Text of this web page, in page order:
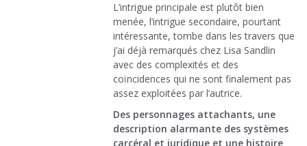
L’intrigue principale est plutôt bien
menée, l’intrigue secondaire, pourtant
intéressante, tombe dans les travers que
j’ai déjà remarqués chez Lisa Sandlin
avec des complexités et des
coïncidences qui ne sont finalement pas
assez exploitées par l’autrice.
Des personnages attachants, une
description alarmante des systèmes
carcéral et juridique et une histoire